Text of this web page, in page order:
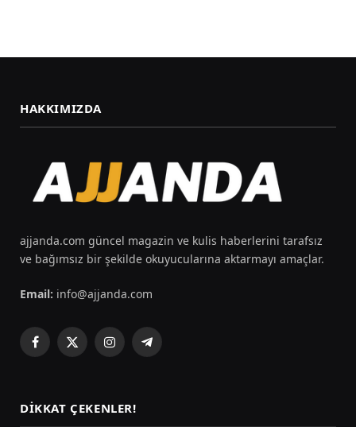
HAKKIMIZDA
ajjanda.com güncel magazin ve kulis haberlerini tarafsız
ve bağımsız bir şekilde okuyucularına aktarmayı amaçlar.
Email: info@ajjanda.com
Facebook
X
InstagramTelegram
DIKKAT ÇEKENLER!